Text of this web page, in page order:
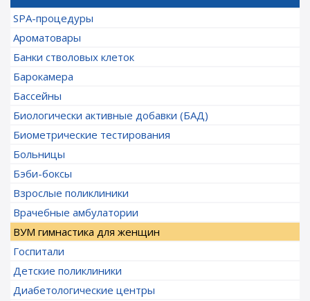
SPA-процедуры
Ароматовары
Банки стволовых клеток
Барокамера
Бассейны
Биологически активные добавки (БАД)
Биометрические тестирования
Больницы
Бэби-боксы
Взрослые поликлиники
Врачебные амбулатории
ВУМ гимнастика для женщин
Госпитали
Детские поликлиники
Диабетологические центры